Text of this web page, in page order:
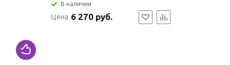
В наличии
Цена 6 270 руб.